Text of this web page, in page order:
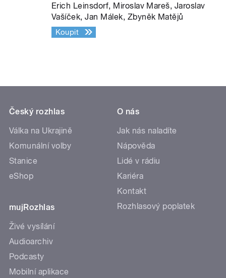
Erich Leinsdorf, Miroslav Mareš, Jaroslav
Vašíček, Jan Málek, Zbyněk Matějů
Koupit
Český rozhlas
Válka na Ukrajině
Komunální volby
Stanice
eShop
mujRozhlas
Živé vysílání
Audioarchiv
Podcasty
Mobilní aplikace
O nás
Jak nás naladíte
Nápověda
Lidé v rádiu
Kariéra
Kontakt
Rozhlasový poplatek